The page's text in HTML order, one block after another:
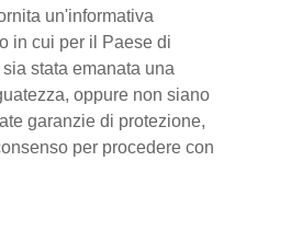
un'informativa
in cui per il Paese di
stata emanata una
oppure non siano
garanzie di protezione,
per procedere con